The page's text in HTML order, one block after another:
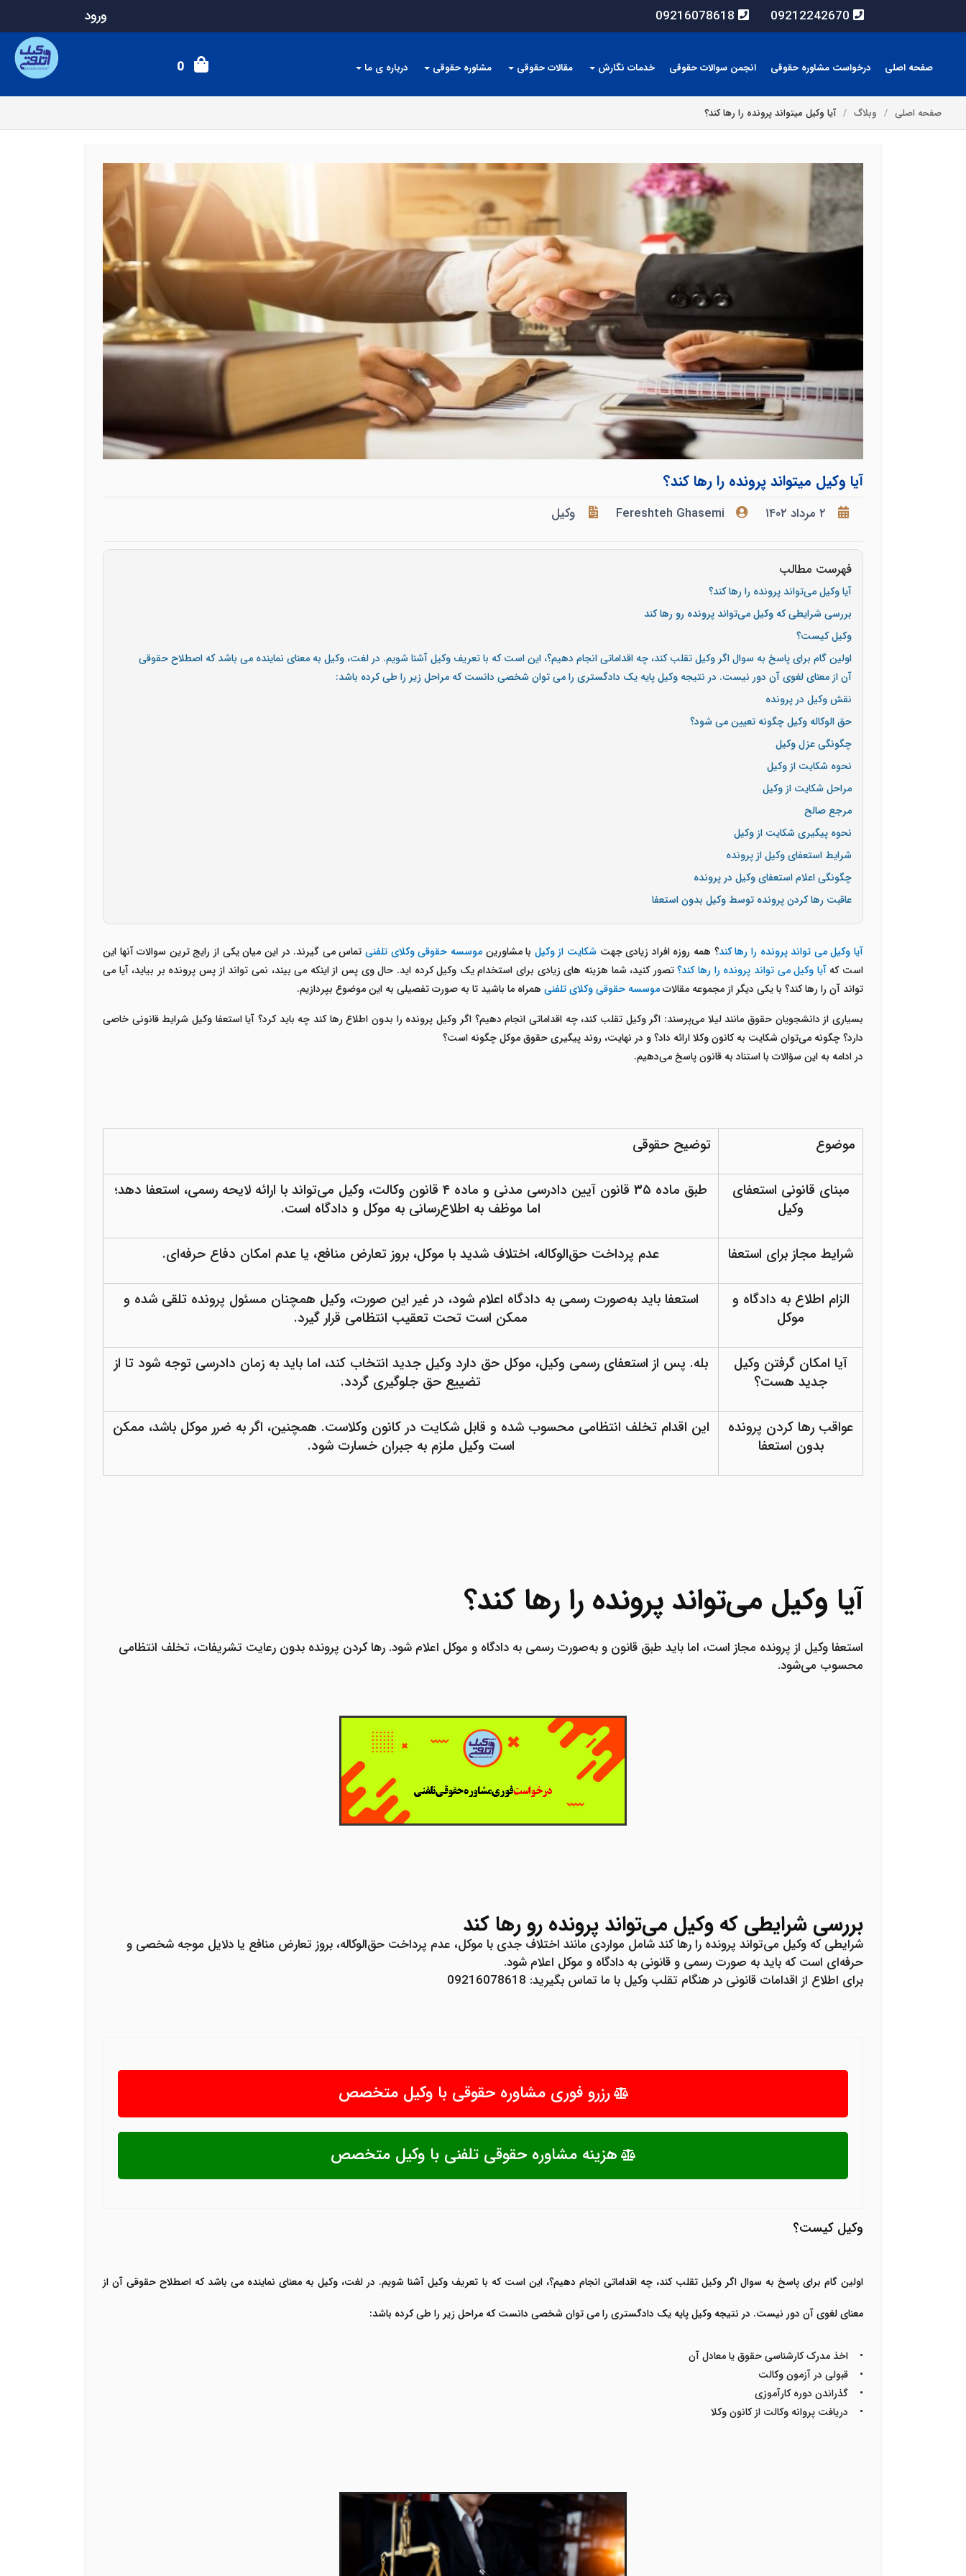
09212242670
09216078618 ورود
صفحه اصلی درخواست مشاوره حقوقی انجمن سوالات حقوقی خدمات نگارش مقالات حقوقی مشاوره حقوقی درباره ی ما 0
صفحه اصلی وبلاگ آیا وکیل میتواند پرونده را رها کند؟
آیا وکیل میتواند پرونده را رها کند؟
۲ مرداد ۱۴۰۲ Fereshteh Ghasemi وکیل
فهرست مطالب
آیا وکیل می‌تواند پرونده را رها کند؟
بررسی شرایطی که وکیل می‌تواند پرونده رو رها کند
وکیل کیست؟
اولین گام برای پاسخ به سوال اگر وکیل تقلب کند، چه اقداماتی انجام دهیم؟، این است که با تعریف وکیل آشنا شویم. در لغت، وکیل به معنای نماینده می باشد که اصطلاح حقوقی
آن از معنای لغوی آن دور نیست. در نتیجه وکیل پایه یک دادگستری را می توان شخصی دانست که مراحل زیر را طی کرده باشد:
نقش وکیل در پرونده
حق الوکاله وکیل چگونه تعیین می شود؟
چگونگی عزل وکیل
نحوه شکایت از وکیل
مراحل شکایت از وکیل
مرجع صالح
نحوه پیگیری شکایت از وکیل
شرایط استعفای وکیل از پرونده
چگونگی اعلام استعفای وکیل در پرونده
عاقبت رها کردن پرونده توسط وکیل بدون استعفا
آیا وکیل می تواند پرونده را رها کند؟ همه روزه افراد زیادی جهت شکایت از وکیل با مشاورینموسسه حقوقی وکلای تلفنی تماس می گیرند. در این میان یکی از رایج ترین سوالات آنها این
است کهآیا وکیل می تواند پرونده را رها کند؟تصور کنید، شما هزینه های زیادی برای استخدام یک وکیل کرده اید. حال وی پس از اینکه می بیند، نمی تواند از پس پرونده بر بیاید، آیا می
تواند آن را رها کند؟ با یکی دیگر از مجموعه مقالاتموسسه حقوقی وکلای تلفنی همراه ما باشید تا به صورت تفصیلی به این موضوع بپردازیم.
بسیاری از دانشجویان حقوق مانند لیلا می‌پرسند: اگر وکیل تقلب کند، چه اقداماتی انجام دهیم؟ اگر وکیل پرونده را بدون اطلاع رها کند چه باید کرد؟ آیا استعفا وکیل شرایط قانونی خاصی
دارد؟ چگونه می‌توان شکایت به کانون وکلا ارائه داد؟ و در نهایت، روند پیگیری حقوق موکل چگونه است؟
در ادامه به این سؤالات با استناد به قانون پاسخ می‌دهیم.
موضوع توضیح حقوقی
مبنای قانونی استعفای
وکیل
طبق ماده ۳۵ قانون آیین دادرسی مدنی و ماده ۴ قانون وکالت، وکیل می‌تواند با ارائه لایحه رسمی، استعفا دهد؛
اما موظف به اطلاع‌رسانی به موکل و دادگاه است.
شرایط مجاز برای استعفا عدم پرداخت حق‌الوکاله، اختلاف شدید با موکل، بروز تعارض منافع، یا عدم امکان دفاع حرفه‌ای.
الزام اطلاع به دادگاه و
موکل
استعفا باید به‌صورت رسمی به دادگاه اعلام شود، در غیر این صورت، وکیل همچنان مسئول پرونده تلقی شده و
ممکن است تحت تعقیب انتظامی قرار گیرد.
آیا امکان گرفتن وکیل
جدید هست؟
بله. پس از استعفای رسمی وکیل، موکل حق دارد وکیل جدید انتخاب کند، اما باید به زمان دادرسی توجه شود تا از
تضییع حق جلوگیری گردد.
عواقب رها کردن پرونده
بدون استعفا
این اقدام تخلف انتظامی محسوب شده و قابل شکایت در کانون وکلاست. همچنین، اگر به ضرر موکل باشد، ممکن
است وکیل ملزم به جبران خسارت شود.
آیا وکیل می‌تواند پرونده را رها کند؟
استعفا وکیل از پرونده مجاز است، اما باید طبق قانون و به‌صورت رسمی به دادگاه و موکل اعلام شود. رها کردن پرونده بدون رعایت تشریفات، تخلف انتظامی
محسوب می‌شود.
بررسی شرایطی که وکیل می‌تواند پرونده رو رها کند
شرایطی که وکیل می‌تواند پرونده را رها کند شامل مواردی مانند اختلاف جدی با موکل، عدم پرداخت حق‌الوکاله، بروز تعارض منافع یا دلایل موجه شخصی و
حرفه‌ای است که باید به صورت رسمی و قانونی به دادگاه و موکل اعلام شود.
برای اطلاع از اقدامات قانونی در هنگام تقلب وکیل با ما تماس بگیرید: 09216078618
رزرو فوری مشاوره حقوقی با وکیل متخصص
هزینه مشاوره حقوقی تلفنی با وکیل متخصص
وکیل کیست؟
اولین گام برای پاسخ به سوال اگر وکیل تقلب کند، چه اقداماتی انجام دهیم؟، این است که با تعریف وکیل آشنا شویم. در لغت، وکیل به معنای نماینده می باشد که اصطلاح حقوقی آن از
معنای لغوی آن دور نیست. در نتیجه وکیل پایه یک دادگستری را می توان شخصی دانست که مراحل زیر را طی کرده باشد:
• اخذ مدرک کارشناسی حقوق یا معادل آن
• قبولی در آزمون وکالت
• گذراندن دوره کارآموزی
• دریافت پروانه وکالت از کانون وکلا